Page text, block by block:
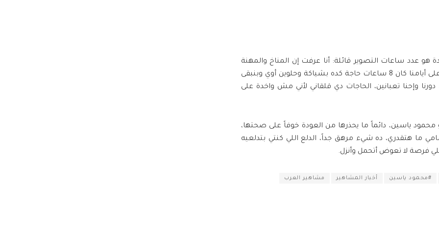
هو عدد ساعات التصوير قائلة: أنا عرفت إن المناخ والمهنة
بقت صعبة وبيشتغلوا بالـ 18 ساعة، وعلى أيامنا كان 8 ساعات حاجة كده بشياكة وحلوين أوي وبنبقى
وإحنا تعبانين، الحاجات دي قلقاني لأني مش واخدة على
ياسين، دائماً ما يحذرها من العودة خوفاً على صحتها،
مامي ما هتقدري، ده شيء مرهق جداً، الدلع اللي كنتي بتدلعيه
فرصة لا تعوض أتحمل وأنزل.
#محمود ياسين أخبار المشاهير مشاهير العرب